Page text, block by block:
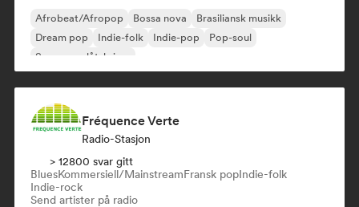
Afrobeat/Afropop Bossa nova
Brasiliansk musikk
Dream pop
Indie-folk Indie-pop
Pop-soul
Sanger og låtskriver
Fréquence Verte
Radio-Stasjon
> 12800 svar gitt
BluesKommersiell/MainstreamFransk popIndie-folk
Indie-rock
Send artister på radio